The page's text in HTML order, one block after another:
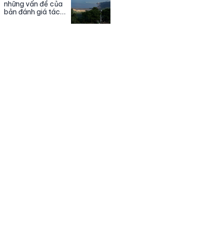
những vấn đề của
bản đánh giá tác